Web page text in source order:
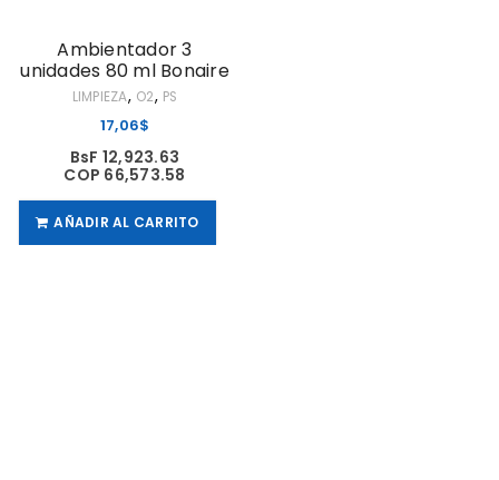
LIMPIEZA, O2, PS
Ambientador 3
unidades 80 ml Bonaire
17,06$
BsF 12,923.63
COP 66,573.58
AÑADIR AL CARRITO